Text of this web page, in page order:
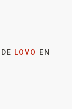
LOVO
EN